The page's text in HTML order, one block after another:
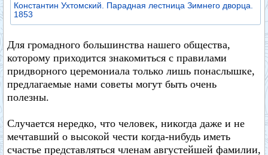
Константин Ухтомский. Парадная лестница Зимнего дворца.
1853
Для громадного большинства нашего общества,
которому приходится знакомиться с правилами
придворного церемониала только лишь понаслышке,
предлагаемые нами советы могут быть очень
полезны.
Случается нередко, что человек, никогда даже и не
мечтавший о высокой чести когда-нибудь иметь
счастье представляться членам августейшей фамилии,